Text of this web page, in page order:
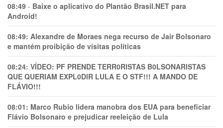
08:49 - Baixe o aplicativo do Plantão Brasil.NET para
Android!
08:49: Alexandre de Moraes nega recurso de Jair Bolsonaro
e mantém proibição de visitas políticas
08:24: VÍDEO: PF PRENDE TERR0RlSTAS B0LSONARlSTAS
QUE QUERIAM EXPL0DlR LULA E O STF!!! A MANDO DE
FLÁVIO!!!
08:01: Marco Rubio lidera manobra dos EUA para beneficiar
Flávio Bolsonaro e prejudicar reeleição de Lula